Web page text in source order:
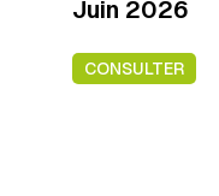
Juin 2026
CONSULTER